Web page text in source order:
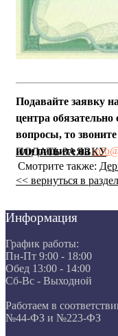
Подавайте заявку
центра
вопросы, то
или пишите на
ПОДАТЬ ЗАЯВКУ
Смотрите также:
<< вернуться в раздел
Информация
График работы:
Пн-Пт 9:00 - 18:00
Обед 13:00 - 14:00
Сб-Вс - Выходной
Работаем в
№44-ФЗ и №223-ФЗ